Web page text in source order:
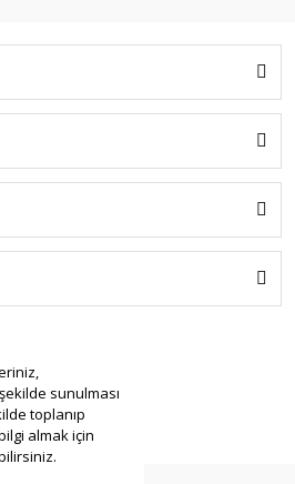
sunulması
toplanıp
almak için